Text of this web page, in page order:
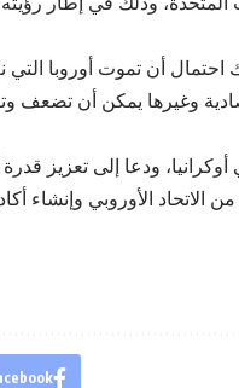
أن تموت أوروبا التي
وغيرها يمكن أن تضعف
ودعا إلى تعزيز
الاتحاد الأوروبي وإنشاء